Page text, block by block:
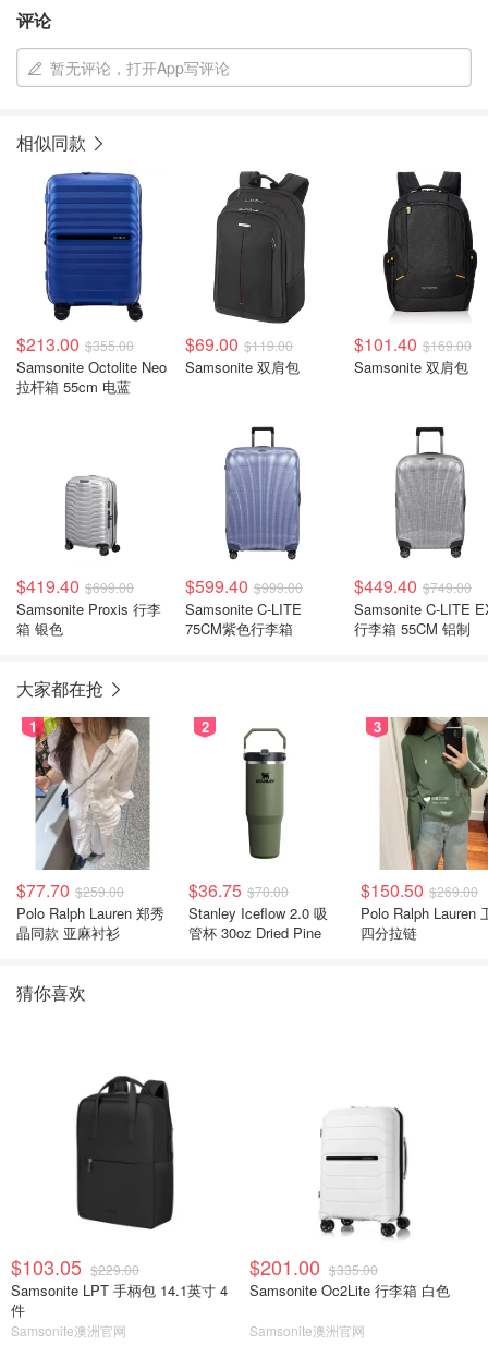
评论
暂无评论，打开App写评论
相似同款
$213.00 $355.00
Samsonite Octolite Neo
拉杆箱 55cm 电蓝
$69.00 $119.00
Samsonite 双肩包
$101.40 $169.00
Samsonite 双肩包
$419.40 $699.00
Samsonite Proxis 行李
箱 银色
$599.40 $999.00
Samsonite C-LITE
75CM紫色行李箱
$449.40 $749.00
Samsonite C-LITE
行李箱 55CM 铝制
大家都在抢
1
$77.70 $259.00
Polo Ralph Lauren 郑秀
晶同款 亚麻衬衫
2
$36.75 $70.00
Stanley Iceflow 2.0 吸
管杯 30oz Dried Pine
3
$150.50 $269.00
Polo Ralph Lauren 卫衣
四分拉链
猜你喜欢
$103.05 $229.00
Samsonite LPT 手柄包 14.1英寸 4
件
Samsonite澳洲官网
$201.00 $335.00
Samsonite Oc2Lite 行李箱 白色
Samsonite澳洲官网